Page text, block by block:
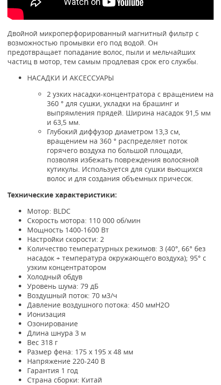
Двойной микроперфорированный магнитный фильтр с
возможностью промывки его под водой. Он
предотвращает попадание волос, пыли и мельчайших
частиц в мотор, тем самым продлевая срок его службы.
НАСАДКИ И АКСЕССУАРЫ
2 узких насадки-концентратора с вращением на
360 ° для сушки, укладки на брашинг и
выпрямления прядей. Ширина насадок 91,5 мм
и 63,5 мм.
Глубокий диффузор диаметром 13,3 см,
вращением на 360 ° распределяет поток
горячего воздуха по большой площади,
позволяя избежать повреждения волосяной
кутикулы. Используется для сушки вьющихся
волос и для создания объемных причесок.
Технические характеристики:
Мотор: BLDC
Скорость мотора: 110 000 об/мин
Мощность 1400-1600 Вт
Настройки скорости: 2
Количество температурных режимов: 3 (40°, 66° без
насадок + температура окружающего воздуха); 95° с
узким концентратором
Холодный обдув
Уровень шума: 79 дБ
Воздушный поток: 70 м3/ч
Давление воздушного потока: 450 ммН2О
Ионизация
Озонирование
Длина шнура 3 м
Вес 318 г
Размер фена: 175 х 195 х 48 мм
Напряжение 220-240 B
Гарантия 1 год
Страна сборки: Китай